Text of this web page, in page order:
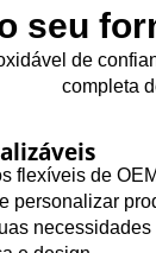
seu
de
completa
flexíveis de
personalizar
necessidades